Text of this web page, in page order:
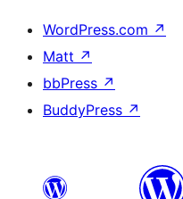
WordPress.com ↗
Matt ↗
bbPress ↗
BuddyPress ↗